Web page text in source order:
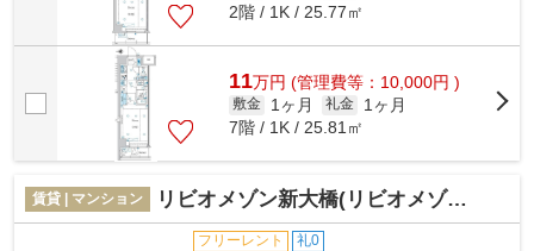
2階 / 1K / 25.77㎡
11万円 (管理費等：10,000円 )
敷金 1ヶ月 礼金
1ヶ月
7階 / 1K / 25.81㎡
賃貸 | マンション リビオメゾン新大橋(リビオメゾンシンオオハシ)
フリーレント 礼0